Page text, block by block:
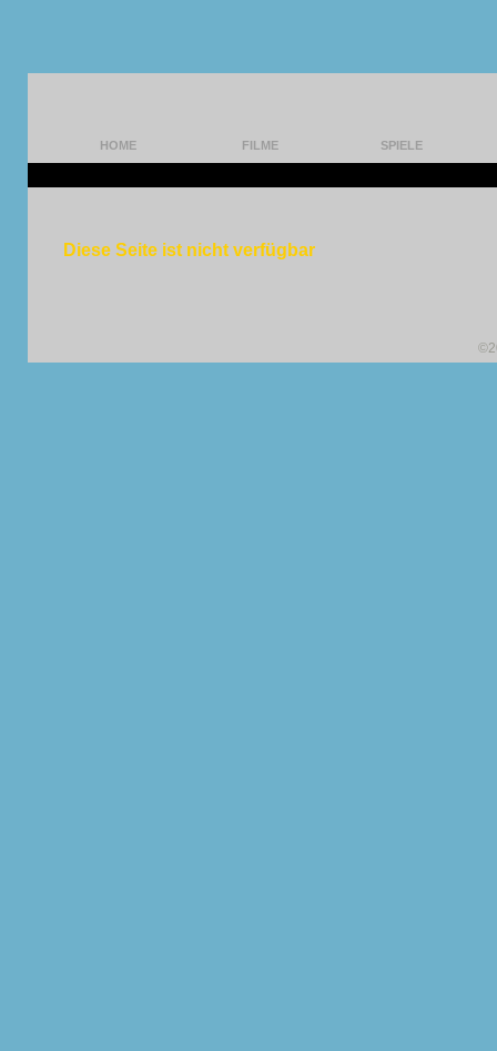
HOME FILME SPIELE
Diese Seite ist nicht verfügbar